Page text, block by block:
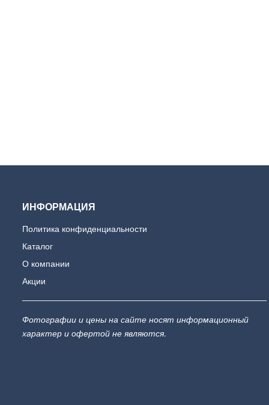
ИНФОРМАЦИЯ
Политика конфиденциальности
Каталог
О компании
Акции
Фотографии и цены на сайте носят информационный
характер и офертой не являются.